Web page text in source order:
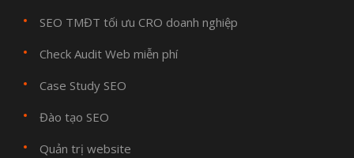
SEO TMĐT tối ưu CRO doanh nghiệp
Check Audit Web miễn phí
Case Study SEO
Đào tạo SEO
Quản trị website